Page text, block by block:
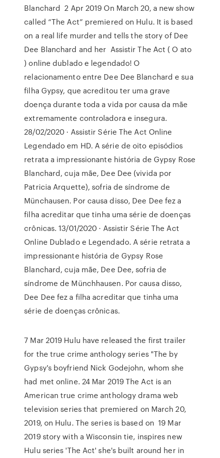
Blanchard 2 Apr 2019 On March 20, a new show
called “The Act” premiered on Hulu. It is based
on a real life murder and tells the story of Dee
Dee Blanchard and her Assistir The Act ( O ato
) online dublado e legendado! O
relacionamento entre Dee Dee Blanchard e sua
filha Gypsy, que acreditou ter uma grave
doença durante toda a vida por causa da mãe
extremamente controladora e insegura.
28/02/2020 · Assistir Série The Act Online
Legendado em HD. A série de oito episódios
retrata a impressionante história de Gypsy Rose
Blanchard, cuja mãe, Dee Dee (vivida por
Patricia Arquette), sofria de síndrome de
Münchausen. Por causa disso, Dee Dee fez a
filha acreditar que tinha uma série de doenças
crônicas. 13/01/2020 · Assistir Série The Act
Online Dublado e Legendado. A série retrata a
impressionante história de Gypsy Rose
Blanchard, cuja mãe, Dee Dee, sofria de
síndrome de Münchhausen. Por causa disso,
Dee Dee fez a filha acreditar que tinha uma
série de doenças crônicas.
7 Mar 2019 Hulu have released the first trailer
for the true crime anthology series "The by
Gypsy's boyfriend Nick Godejohn, whom she
had met online. 24 Mar 2019 The Act is an
American true crime anthology drama web
television series that premiered on March 20,
2019, on Hulu. The series is based on 19 Mar
2019 story with a Wisconsin tie, inspires new
Hulu series 'The Act' she's built around her in